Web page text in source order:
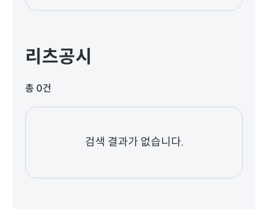
리츠공시
총 0건
검색 결과가 없습니다.